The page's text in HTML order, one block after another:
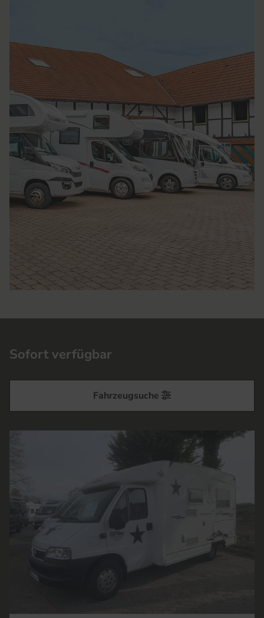
Sofort verfügbar
Fahrzeugsuche